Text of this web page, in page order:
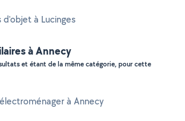
d'objet à Lucinges
à Annecy
et étant de la même catégorie, pour cette
à Annecy